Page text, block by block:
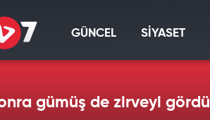
GÜNCEL SİYASET
gümüş de zirveyi gördü